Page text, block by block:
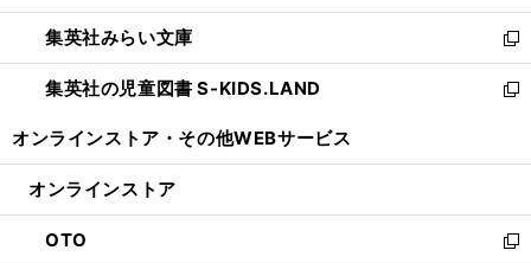
開
く
ウ
で
開
く
ン
ド
ウ
で
ウ
ィ
ン
ド
開
集英社みらい文庫
新
し
い
ン
ウ
で
集英社の児童図書 S-KIDS.LAND
新
ウ
ン
ド
オンラインストア・ その他WEBサービス
オンラインストア
OTO
新